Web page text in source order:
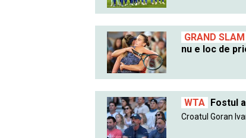
GRAND SLAM
nu e loc de
WTA Fostul
Croatul Goran